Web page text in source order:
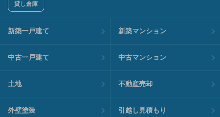
貸し倉庫
新築一戸建て 新築マンション
中古一戸建て 中古マンション
土地 不動産売却
外壁塗装 引越し見積もり